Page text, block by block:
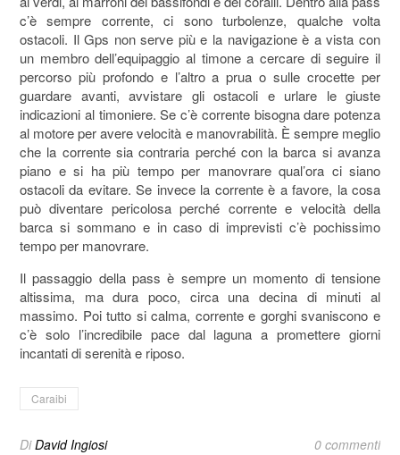
c’è sempre corrente, ci sono turbolenze, qualche volta
ostacoli. Il Gps non serve più e la navigazione è a vista con
un membro dell’equipaggio al timone a cercare di seguire il
percorso più profondo e l’altro a prua o sulle crocette per
guardare avanti, avvistare gli ostacoli e urlare le giuste
indicazioni al timoniere. Se c’è corrente bisogna dare potenza
al motore per avere velocità e manovrabilità. È sempre meglio
che la corrente sia contraria perché con la barca si avanza
piano e si ha più tempo per manovrare qual’ora ci siano
ostacoli da evitare. Se invece la corrente è a favore, la cosa
può diventare pericolosa perché corrente e velocità della
barca si sommano e in caso di imprevisti c’è pochissimo
tempo per manovrare.
Il passaggio della pass è sempre un momento di tensione
altissima, ma dura poco, circa una decina di minuti al
massimo. Poi tutto si calma, corrente e gorghi svaniscono e
c’è solo l’incredibile pace dal laguna a promettere giorni
incantati di serenità e riposo.
Caraibi
DiDavid Ingiosi 0 commenti